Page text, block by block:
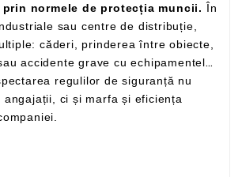
normele de protecția muncii. În
sau centre de distribuție,
căderi, prinderea între obiecte,
accidente grave cu echipamentele
regulilor de siguranță nu
angajații, ci și marfa și eficiența